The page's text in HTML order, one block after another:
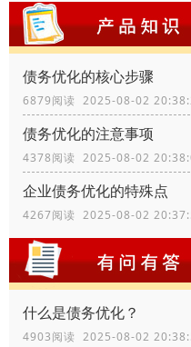
债务优化的核心步骤
6879阅读 2025-08-02
债务优化的注意事项
4378阅读 2025-08-02
企业债务优化的特殊点
4267阅读 2025-08-02
什么是债务优化？
4903阅读 2025-08-02